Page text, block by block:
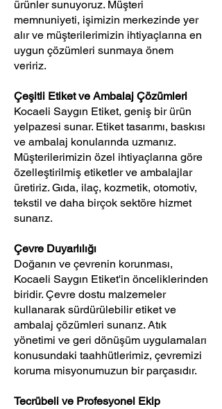
ürünler sunuyoruz. Müşteri
memnuniyeti, işimizin merkezinde yer
alır ve müşterilerimizin ihtiyaçlarına en
uygun çözümleri sunmaya önem
veririz.
Çeşitli Etiket ve Ambalaj Çözümleri
Kocaeli Saygın Etiket, geniş bir ürün
yelpazesi sunar. Etiket tasarımı, baskısı
ve ambalaj konularında uzmanız.
Müşterilerimizin özel ihtiyaçlarına göre
özelleştirilmiş etiketler ve ambalajlar
üretiriz. Gıda, ilaç, kozmetik, otomotiv,
tekstil ve daha birçok sektöre hizmet
sunarız.
Çevre Duyarlılığı
Doğanın ve çevrenin korunması,
Kocaeli Saygın Etiket'in önceliklerinden
biridir. Çevre dostu malzemeler
kullanarak sürdürülebilir etiket ve
ambalaj çözümleri sunarız. Atık
yönetimi ve geri dönüşüm uygulamaları
konusundaki taahhütlerimiz, çevremizi
koruma misyonumuzun bir parçasıdır.
Tecrübeli ve Profesyonel Ekip